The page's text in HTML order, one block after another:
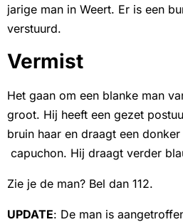
jarige man in Weert. Er is een
verstuurd.
Vermist
Het gaan om een blanke man
groot. Hij heeft een gezet
bruin haar en draagt een
capuchon. Hij draagt verder
Zie je de man? Bel dan 112.
UPDATE: De man is